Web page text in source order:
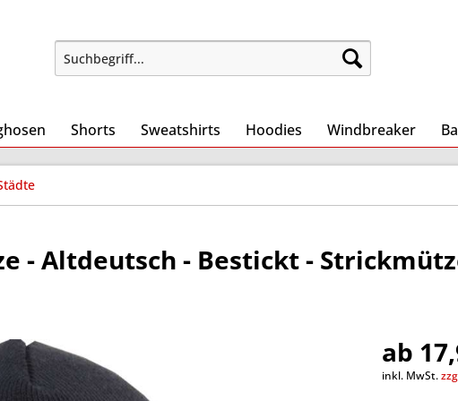
Shorts Sweatshirts Hoodies Windbreaker
- Altdeutsch - Bestickt -
ab
inkl. MwSt.